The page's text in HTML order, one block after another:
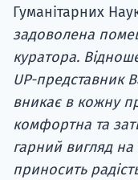
Гуманітарних
задоволена
куратора.
UP-представник
вникає в кожну
комфортна та
гарний вигляд
приносить